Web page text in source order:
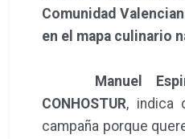
Comunidad
en el mapa culinario
Manuel
CONHOSTUR, indica
campaña porque